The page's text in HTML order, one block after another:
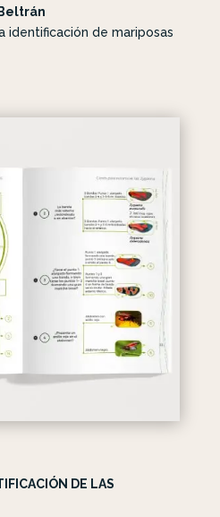
identificación de mariposas
DE LAS